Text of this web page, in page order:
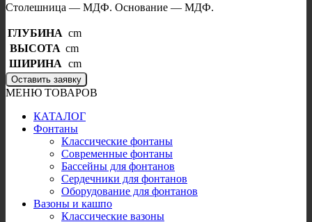
Столешница — МДФ. Основание — МДФ.
ГЛУБИНА cm
ВЫСОТА cm
ШИРИНА cm
Оставить заявку
МЕНЮ ТОВАРОВ
КАТАЛОГ
Фонтаны
Классические фонтаны
Современные фонтаны
Бассейны для фонтанов
Сердечники для фонтанов
Оборудование для фонтанов
Вазоны и кашпо
Классические вазоны